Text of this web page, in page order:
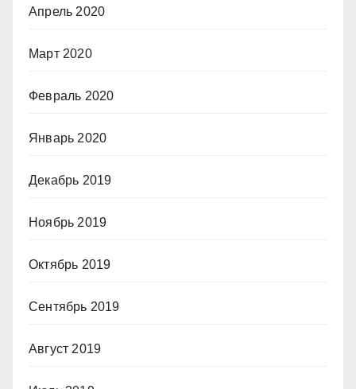
Апрель 2020
Март 2020
Февраль 2020
Январь 2020
Декабрь 2019
Ноябрь 2019
Октябрь 2019
Сентябрь 2019
Август 2019